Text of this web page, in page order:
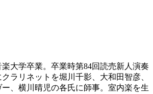
大学卒業。卒業時第84回読売新人演奏
ラリネットを堀川千影、大和田智彦、
、横川晴児の各氏に師事。室内楽を生